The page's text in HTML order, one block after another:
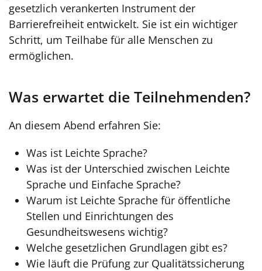
gesetzlich verankerten Instrument der
Barrierefreiheit entwickelt. Sie ist ein wichtiger
Schritt, um Teilhabe für alle Menschen zu
ermöglichen.
Was erwartet die Teilnehmenden?
An diesem Abend erfahren Sie:
Was ist Leichte Sprache?
Was ist der Unterschied zwischen Leichte
Sprache und Einfache Sprache?
Warum ist Leichte Sprache für öffentliche
Stellen und Einrichtungen des
Gesundheitswesens wichtig?
Welche gesetzlichen Grundlagen gibt es?
Wie läuft die Prüfung zur Qualitätssicherung